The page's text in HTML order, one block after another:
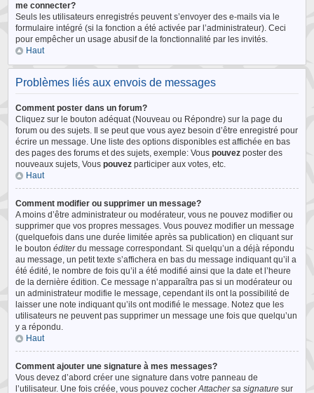
me connecter?
Seuls les utilisateurs enregistrés peuvent s’envoyer des e-mails via le
formulaire intégré (si la fonction a été activée par l’administrateur). Ceci
pour empêcher un usage abusif de la fonctionnalité par les invités.
Haut
Problèmes liés aux envois de messages
Comment poster dans un forum?
Cliquez sur le bouton adéquat (Nouveau ou Répondre) sur la page du
forum ou des sujets. Il se peut que vous ayez besoin d’être enregistré pour
écrire un message. Une liste des options disponibles est affichée en bas
des pages des forums et des sujets, exemple: Vouspouvez poster des
nouveaux sujets, Vouspouvez participer aux votes, etc.
Haut
Comment modifier ou supprimer un message?
A moins d’être administrateur ou modérateur, vous ne pouvez modifier ou
supprimer que vos propres messages. Vous pouvez modifier un message
(quelquefois dans une durée limitée après sa publication) en cliquant sur
le boutonéditerdu message correspondant. Si quelqu’un a déjà répondu
au message, un petit texte s’affichera en bas du message indiquant qu’il a
été édité, le nombre de fois qu’il a été modifié ainsi que la date et l’heure
de la dernière édition. Ce message n’apparaîtra pas si un modérateur ou
un administrateur modifie le message, cependant ils ont la possibilité de
laisser une note indiquant qu’ils ont modifié le message. Notez que les
utilisateurs ne peuvent pas supprimer un message une fois que quelqu’un
y a répondu.
Haut
Comment ajouter une signature à mes messages?
Vous devez d’abord créer une signature dans votre panneau de
l’utilisateur. Une fois créée, vous pouvez cocherAttacher sa signature sur